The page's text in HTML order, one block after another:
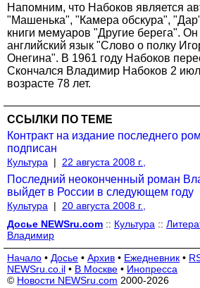
Напомним, что Набоков является
"Машенька", "Камера обскура",
книги мемуаров "Другие берега".
английский язык "Слово о полку
Онегина". В 1961 году Набоков
Скончался Владимир Набоков 2
возрасте 78 лет.
ССЫЛКИ ПО ТЕМЕ
Контракт на издание последнего
подписан
Культура | 22 августа 2008 г.,
Последний неоконченный роман
выйдет в России в следующем году
Культура |
20 августа 2008 г.,
Досье NEWSru.com :: Культура ::
Владимир
Начало • Досье • Архив • Ежедневник •
NEWSru.co.il • В Москве • Инопресса
© Новости NEWSru.com 2000-2026